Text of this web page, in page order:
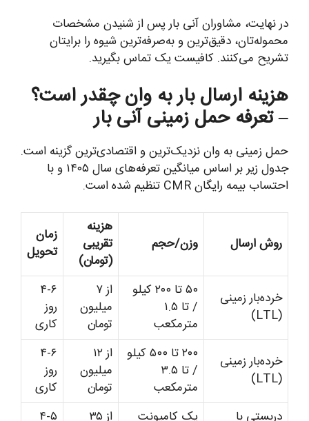
در نهایت، مشاوران آنی بار پس از شنیدن مشخصات
محموله‌تان، دقیق‌ترین و به‌صرفه‌ترین شیوه را برایتان
تشریح می‌کنند. کافیست یک تماس بگیرید.
هزینه ارسال بار به وان چقدر است؟
– تعرفه حمل زمینی آنی بار
حمل زمینی به وان نزدیک‌ترین و اقتصادی‌ترین گزینه است.
جدول زیر بر اساس میانگین تعرفه‌های سال ۱۴۰۵ و با
احتساب بیمه رایگان CMR تنظیم شده است.
روش ارسال وزن/حجم
هزینه
تقریبی
(تومان)
زمان
تحویل
خرده‌بار زمینی
(LTL)
۵۰ تا ۲۰۰ کیلو
/ تا ۱.۵
مترمکعب
از ۷
میلیون
تومان
۴-۶
روز
کاری
خرده‌بار زمینی
(LTL)
۲۰۰ تا ۵۰۰ کیلو
/ تا ۳.۵
مترمکعب
از ۱۲
میلیون
تومان
۴-۶
روز
کاری
دربستی با
یک کامیونت
از ۳۵
۴-۵